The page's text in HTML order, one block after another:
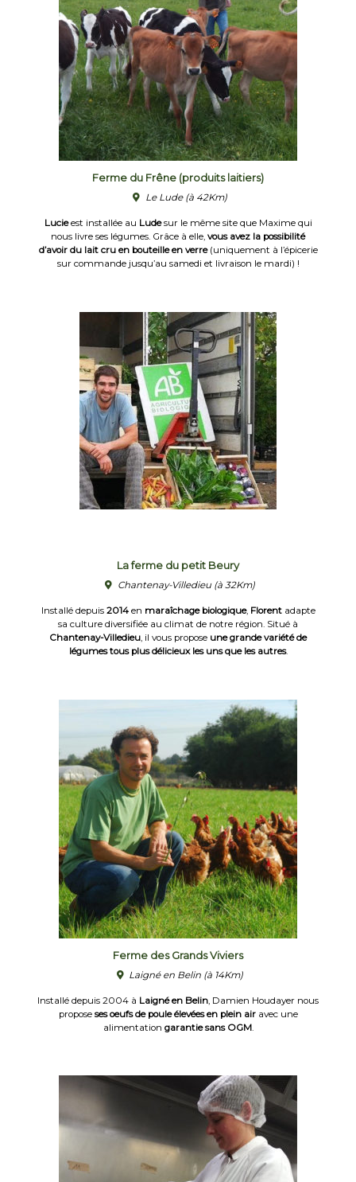
Ferme du Frêne (produits laitiers)
Le Lude(à 42Km)
Lucieest installée au Ludesur le même site que Maxime qui
nous livre ses légumes. Grâce à elle, vous avez la possibilité
d’avoir du lait cru en bouteille en verre(uniquement à l’épicerie
sur commande jusqu’au samedi et livraison le mardi) !
La ferme du petit Beury
Chantenay-Villedieu(à 32Km)
Installé depuis 2014en maraîchage biologique, Florentadapte
sa culture diversifiée au climat de notre région. Situé à
Chantenay-Villedieu, il vous propose une grande variété de
légumes tous plus délicieux les uns que les autres.
Ferme des Grands Viviers
Laigné en Belin (à 14Km)
Installé depuis 2004 à Laigné en Belin , Damien Houdayer nous
propose ses oeufs de poule élevées en plein airavec une
alimentation garantie sans OGM.